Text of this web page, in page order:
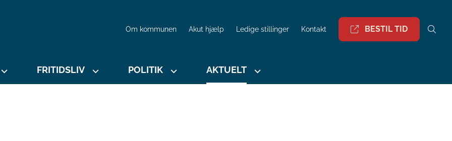
Om kommunen Akut hjælp Ledige stillinger Kontakt BESTIL TID
FRITIDSLIV POLITIK AKTUELT